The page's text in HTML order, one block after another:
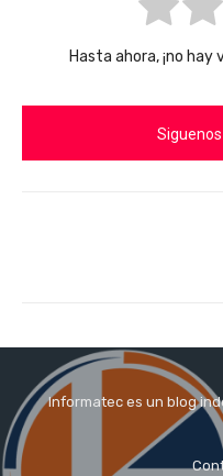
Hasta ahora, ¡no
Informatec es un blog